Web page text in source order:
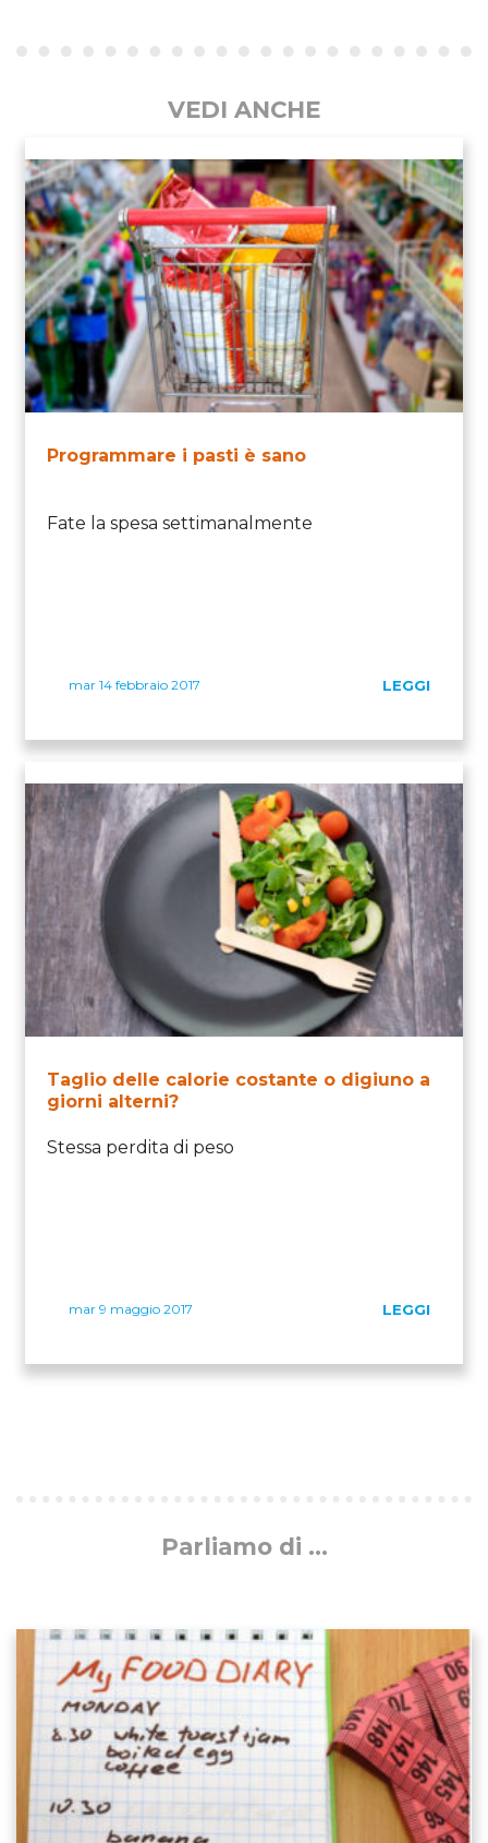
VEDI ANCHE
Programmare i pasti è sano
Fate la spesa settimanalmente
mar 14 febbraio 2017 LEGGI
Taglio delle calorie costante o digiuno a
giorni alterni?
Stessa perdita di peso
mar 9 maggio 2017 LEGGI
Parliamo di ...